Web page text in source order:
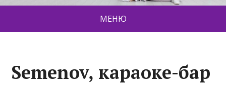
МЕНЮ
Semenov, караоке-бар